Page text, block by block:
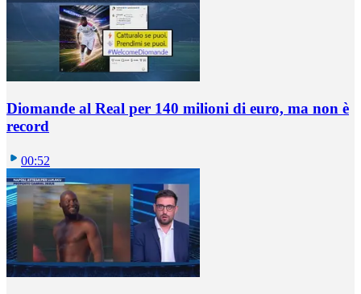
Diomande al Real per 140 milioni di euro, ma non è
record
00:52